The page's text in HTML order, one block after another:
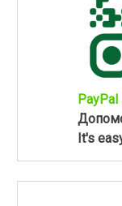
PayPal
It's